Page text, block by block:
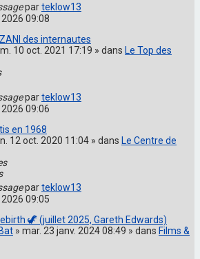
parteklow13
09:08
des internautes
10 oct. 2021 17:19 » dans Le Top des
parteklow13
09:06
en 1968
12 oct. 2020 11:04 » dans Le Centre de
parteklow13
09:05
🦖 (juillet 2025, Gareth Edwards)
» mar. 23 janv. 2024 08:49 » dans Films &